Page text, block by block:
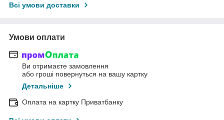
Всі умови доставки
Умови оплати
Ви отримаєте замовлення
або гроші повернуться на вашу картку
Детальніше
Оплата на картку Приватбанку